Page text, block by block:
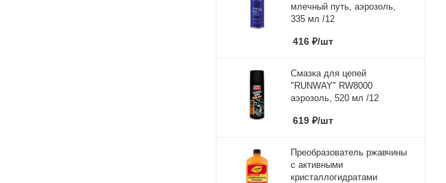
млечный путь, аэрозоль,
335 мл /12
416 ₽/шт
Смазка для цепей
"RUNWAY" RW8000
аэрозоль, 520 мл /12
619 ₽/шт
Преобразователь ржавчины
с активными
кристаллогидратами